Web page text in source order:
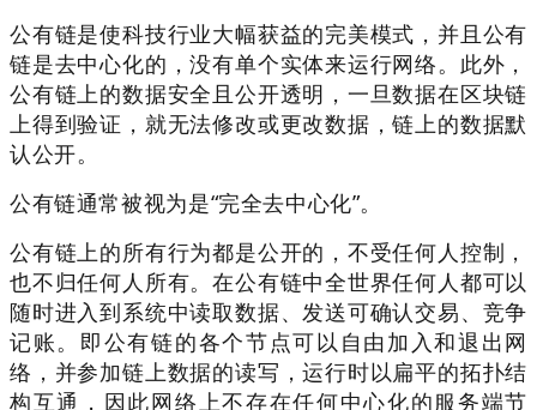
公有链是使科技行业大幅获益的完美模式，并且公有
链是去中心化的，没有单个实体来运行网络。此外，
公有链上的数据安全且公开透明，一旦数据在区块链
上得到验证，就无法修改或更改数据，链上的数据默
认公开。
公有链通常被视为是“完全去中心化”。
公有链上的所有行为都是公开的，不受任何人控制，
也不归任何人所有。在公有链中全世界任何人都可以
随时进入到系统中读取数据、发送可确认交易、竞争
记账。即公有链的各个节点可以自由加入和退出网
络，并参加链上数据的读写，运行时以扁平的拓扑结
构互通，因此网络上不存在任何中心化的服务端节